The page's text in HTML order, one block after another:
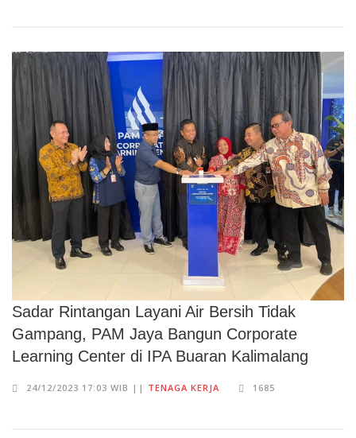
Sadar Rintangan Layani Air Bersih Tidak
Gampang, PAM Jaya Bangun Corporate
Learning Center di IPA Buaran Kalimalang
24/12/2023 17:03 WIB || TENAGA KERJA 1685